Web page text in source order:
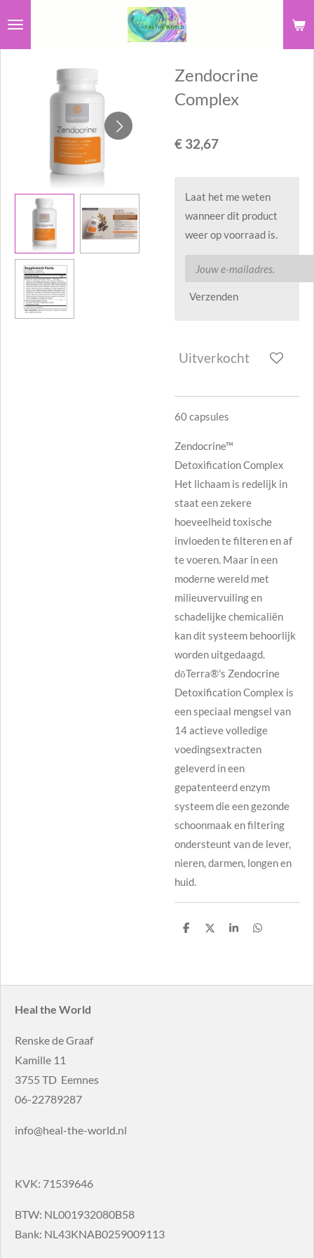
hoofdinhoud
Zendocrine
Complex
€ 32,67
Laat het me weten
wanneer dit product
weer op voorraad is.
Verzenden
Uitverkocht
60 capsules
Zendocrine™
Detoxification Complex
Het lichaam is redelijk in
staat een zekere
hoeveelheid toxische
invloeden te filteren en af
te voeren. Maar in een
moderne wereld met
milieuvervuiling en
schadelijke chemicaliën
kan dit systeem behoorlijk
worden uitgedaagd.
dōTerra®'s Zendocrine
Detoxification Complex is
een speciaal mengsel van
14 actieve volledige
voedingsextracten
geleverd in een
gepatenteerd enzym
systeem die een gezonde
schoonmaak en filtering
ondersteunt van de lever,
nieren, darmen, longen en
huid.
D
D
S
D
Heal the World
Renske de Graaf
Kamille 11
3755 TD Eemnes
06-22789287
info@heal-the-world.nl
KVK: 71539646
BTW: NL001932080B58
Bank: NL43KNAB0259009113